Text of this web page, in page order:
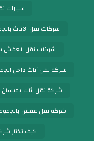
سيارات
شركات نقل الاثاث
شركات نقل العفش
شركة نقل أثاث داخل
شركة نقل اثاث بميسان
شركة نقل عفش
كيف تختار